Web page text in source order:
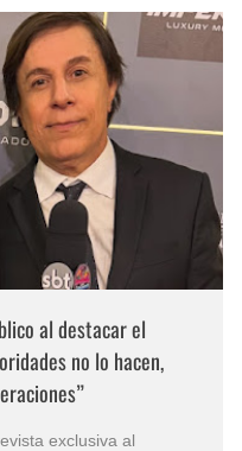
al destacar el
no lo hacen,
exclusiva al